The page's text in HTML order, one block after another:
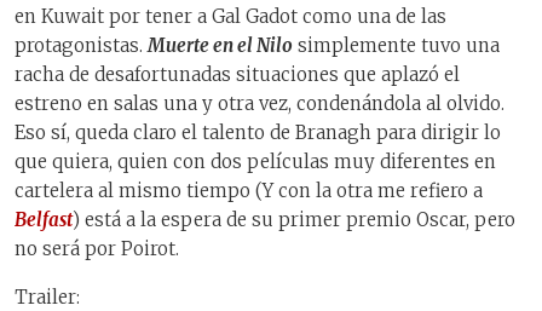
en Kuwait por tener a Gal Gadot como una de las
protagonistas. Muerte en el Nilo simplemente tuvo una
racha de desafortunadas situaciones que aplazó el
estreno en salas una y otra vez, condenándola al olvido.
Eso sí, queda claro el talento de Branagh para dirigir lo
que quiera, quien con dos películas muy diferentes en
cartelera al mismo tiempo (Y con la otra me refiero a
Belfast) está a la espera de su primer premio Oscar, pero
no será por Poirot.
Trailer: